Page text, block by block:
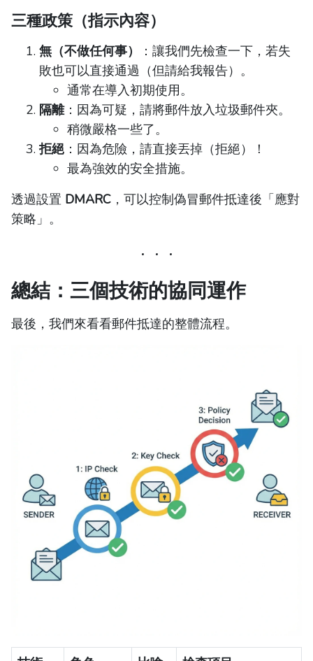
三種政策（指示內容）
無（不做任何事）
：讓我們先檢查一下，若失
敗也可以直接通過（但請給我報告）。
通常在導入初期使用。
隔離：因為可疑，請將郵件放入垃圾郵件夾。
稍微嚴格一些了。
拒絕 ：因為危險，請直接丟掉（拒絕）！
最為強效的安全措施。
透過設置 DMARC ，可以控制偽冒郵件抵達後「應對
策略」。
總結：三個技術的協同運作
最後，我們來看看郵件抵達的整體流程。